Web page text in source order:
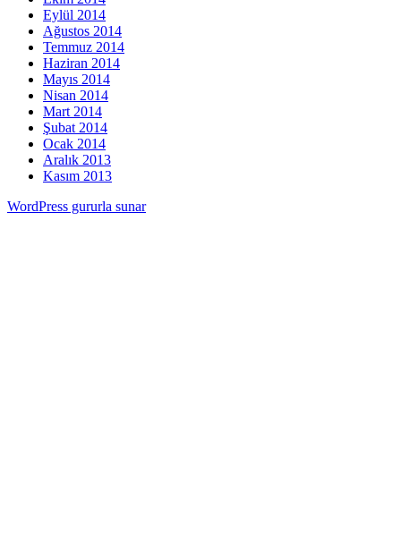
Eylül 2014
Ağustos 2014
Temmuz 2014
Haziran 2014
Mayıs 2014
Nisan 2014
Mart 2014
Şubat 2014
Ocak 2014
Aralık 2013
Kasım 2013
WordPress gururla sunar